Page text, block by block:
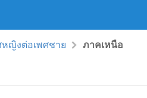
หญิงต่อเพศชาย ภาคเหนือ